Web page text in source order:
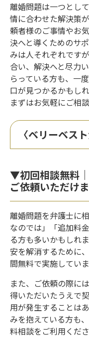
離婚問題は一つとし
情に合わせた解決策
頼者様のご事情やお
決へと導くためのサ
みは人それぞれです
合い、解決へと尽力
らっている方も、一
口が見つかるかもし
まずはお気軽にご相
〈ベリーベス
▼初回相談無料
ご依頼いただけ
離婚問題を弁護士に
なのでは」「追加料
る方も多いかもしれ
安を解消するために
間無料で実施していま
また、ご依頼の際に
得いただいたうえで
用が発生することは
みを抱えている方も
料相談をご利用くださ